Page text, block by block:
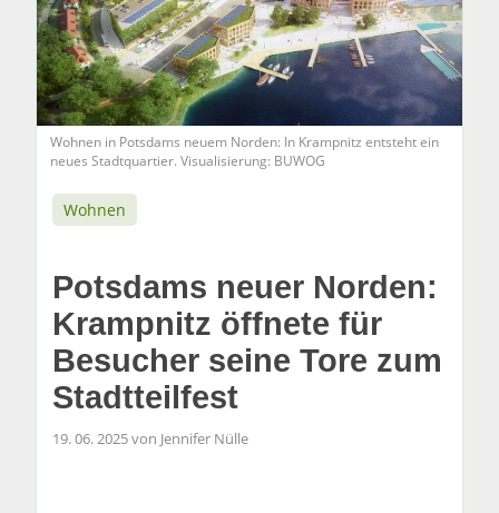
Wohnen in Potsdams neuem Norden: In Krampnitz entsteht ein
neues Stadtquartier. Visualisierung: BUWOG
Wohnen
Potsdams neuer Norden:
Krampnitz öffnete für
Besucher seine Tore zum
Stadtteilfest
19. 06. 2025 von Jennifer Nülle